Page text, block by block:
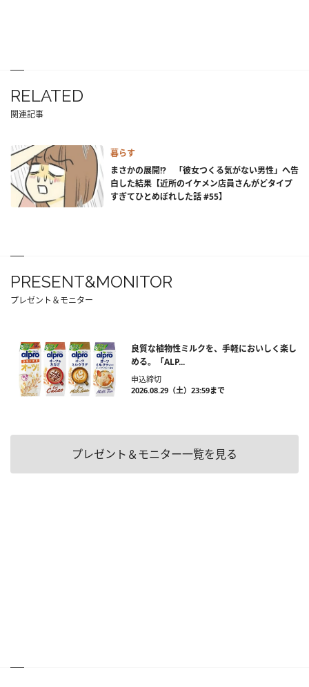
RELATED
関連記事
暮らす
まさかの展開!? 「彼女つくる気がない男性」へ告
白した結果【近所のイケメン店員さんがどタイプ
すぎてひとめぼれした話 #55】
PRESENT&MONITOR
プレゼント＆モニター
良質な植物性ミルクを、手軽においしく楽し
める。「ALP...
申込締切
2026.08.29（土）23:59まで
プレゼント＆モニター一覧を見る